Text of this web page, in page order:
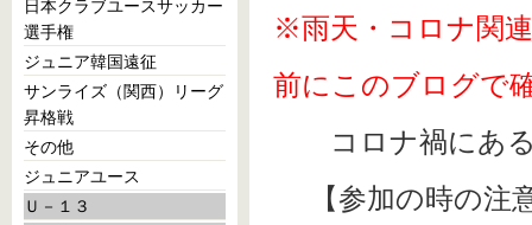
※雨天・コロナ関
前にこのブログで
コロナ禍にある
【参加の時の注
日本クラブユースサッカー
選手権
ジュニア韓国遠征
サンライズ（関西）リーグ
昇格戦
その他
ジュニアユース
Ｕ－１３